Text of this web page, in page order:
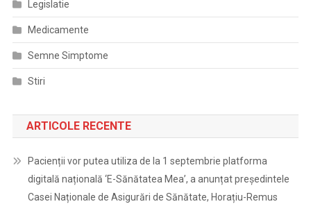
Legislatie
Medicamente
Semne Simptome
Stiri
ARTICOLE RECENTE
Pacienții vor putea utiliza de la 1 septembrie platforma
digitală națională ‘E-Sănătatea Mea’, a anunțat președintele
Casei Naționale de Asigurări de Sănătate, Horațiu-Remus